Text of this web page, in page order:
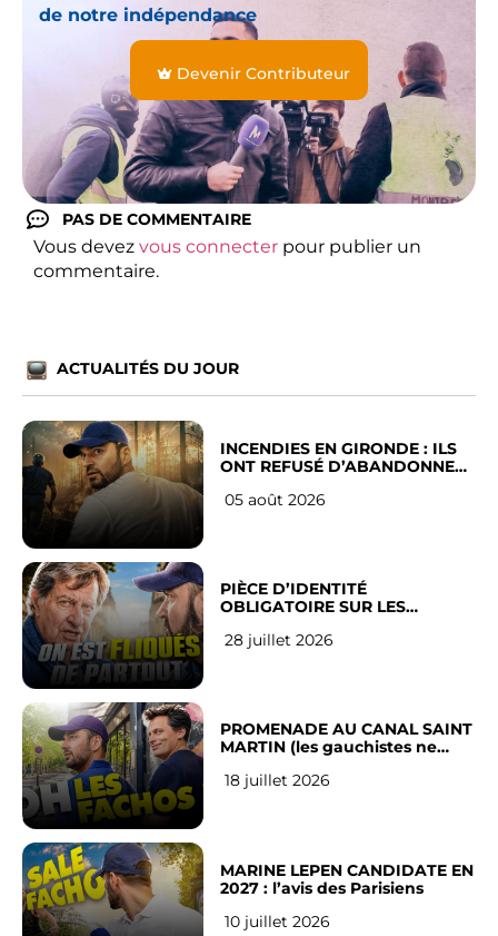
de notre indépendance
Devenir Contributeur
PAS DE COMMENTAIRE
Vous devez vous connecter pour publier un
commentaire.
ACTUALITÉS DU JOUR
INCENDIES EN GIRONDE : ILS
ONT REFUSÉ D’ABANDONNER
05 août 2026
PIÈCE D’IDENTITÉ
OBLIGATOIRE SUR LES
Français
28 juillet 2026
PROMENADE AU CANAL SAINT
MARTIN (les gauchistes ne
18 juillet 2026
MARINE LEPEN CANDIDATE EN
2027 : l’avis des Parisiens
10 juillet 2026